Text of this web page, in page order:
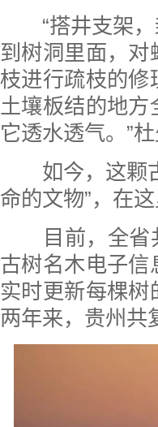
“搭井支架，
到树洞里面，
枝进行疏枝的
土壤板结的地
它透水透气。”杜
如今，这颗古
命的文物”，在
目前，全省共
古树名木电子
实时更新每棵
两年来，贵州共